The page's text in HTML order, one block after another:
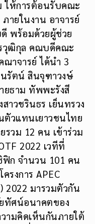
ให้การต้อนรับคณะ
ายในงาน อาจารย์
ดี พร้อมด้วยผู้ช่วย
รวุฒิกุล คณบดีคณะ
าจารย์ ได้นำ 3
รัตน์ สินจุฑาวงษ์
ยธาม ทัพพะรังสี
าวชรินธร เย็นทรวง
วแทนเยาวชนไทย
รวม 12 คน เข้าร่วม
2022 เวทีที่
ฟิก จำนวน 101 คน
รงการ APEC
2022 มารวมตัวกัน
ทัศน์อนาคตของ
ามคิดเห็นกันภายใต้